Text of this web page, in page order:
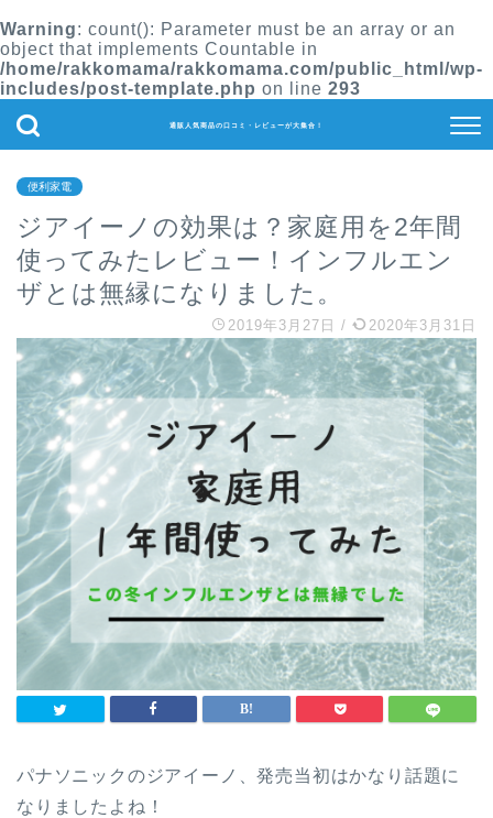
Warning: count(): Parameter must be an array or an
object that implements Countable in
/home/rakkomama/rakkomama.com/public_html/wp-
includes/post-template.php on line 293
通販人気商品の口コミ・レビューが大集合！
便利家電
ジアイーノの効果は？家庭用を2年間
使ってみたレビュー！インフルエン
ザとは無縁になりました。
2019年3月27日 / 2020年3月31日
パナソニックのジアイーノ、発売当初はかなり話題に
なりましたよね！